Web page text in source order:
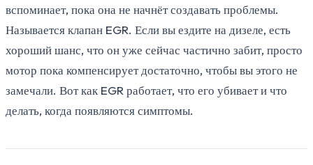
вспоминает, пока она не начнёт создавать проблемы.
Называется клапан EGR. Если вы ездите на дизеле, есть
хороший шанс, что он уже сейчас частично забит, просто
мотор пока компенсирует достаточно, чтобы вы этого не
замечали. Вот как EGR работает, что его убивает и что
делать, когда появляются симптомы.